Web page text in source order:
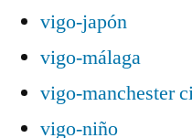
vigo-japón
vigo-málaga
vigo-manchester
vigo-niño